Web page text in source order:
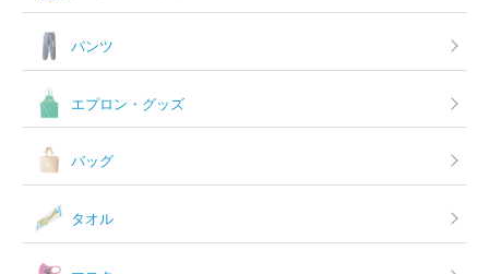
パンツ
エプロン・グッズ
バッグ
タオル